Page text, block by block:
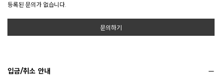
등록된 문의가 없습니다.
문의하기
입금/취소 안내